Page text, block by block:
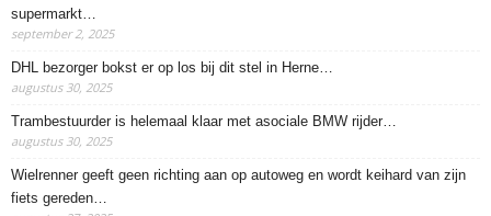
supermarkt…
september 2, 2025
DHL bezorger bokst er op los bij dit stel in Herne…
augustus 30, 2025
Trambestuurder is helemaal klaar met asociale BMW rijder…
augustus 30, 2025
Wielrenner geeft geen richting aan op autoweg en wordt keihard van zijn
fiets gereden…